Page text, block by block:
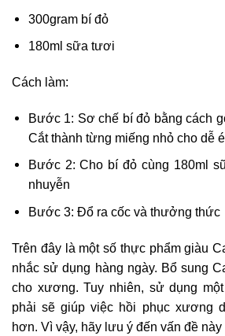
300gram bí đỏ
180ml sữa tươi
Cách làm:
Bước 1: Sơ chế bí đỏ bằng cách
Cắt thành từng miếng nhỏ cho dễ
Bước 2: Cho bí đỏ cùng 180ml
nhuyễn
Bước 3: Đổ ra cốc và thưởng thức
Trên đây là một số thực phẩm giàu
nhắc sử dụng hàng ngày. Bổ sung
cho xương. Tuy nhiên, sử dụng
phải sẽ giúp việc hồi phục xương
hơn. Vì vậy, hãy lưu ý đến vấn đề này